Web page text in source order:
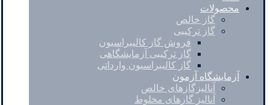
محصولات
گاز خالص
گاز ترکیبی
فروش گاز کالیبراسیون
گاز ترکیبی آزمایشگاهی
گاز کالیبراسیون وارداتی
آزمایشگاه آزمون
آنالیزگازهای خالص
آنالیز گازهای مخلوط